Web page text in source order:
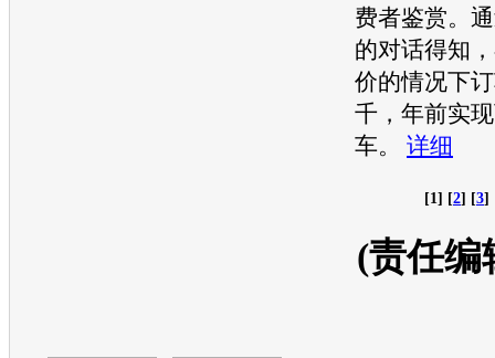
费者鉴赏。
的对话得知
价的情况下
千，年前实
车。 详细
[1] [2] [3]
(责任编